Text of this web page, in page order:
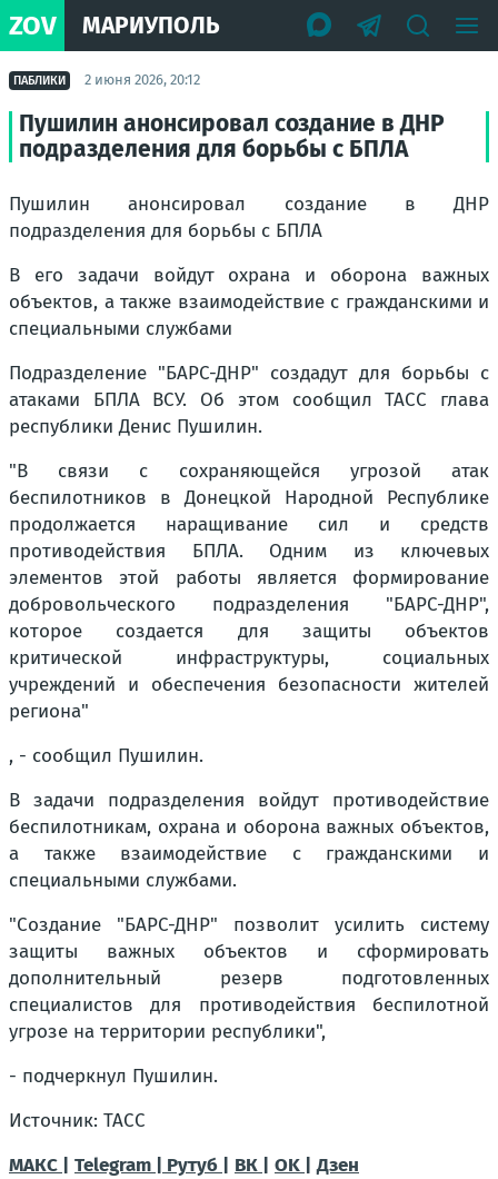
ZOV МАРИУПОЛЬ
ПАБЛИКИ 2 июня 2026, 20:12
Пушилин анонсировал создание в ДНР
подразделения для борьбы с БПЛА
Пушилин анонсировал создание в ДНР
подразделения для борьбы с БПЛА
В его задачи войдут охрана и оборона важных
объектов, а также взаимодействие с гражданскими и
специальными службами
Подразделение "БАРС-ДНР" создадут для борьбы с
атаками БПЛА ВСУ. Об этом сообщил ТАСС глава
республики Денис Пушилин.
"В связи с сохраняющейся угрозой атак
беспилотников в Донецкой Народной Республике
продолжается наращивание сил и средств
противодействия БПЛА. Одним из ключевых
элементов этой работы является формирование
добровольческого подразделения "БАРС-ДНР",
которое создается для защиты объектов
критической инфраструктуры, социальных
учреждений и обеспечения безопасности жителей
региона"
, - сообщил Пушилин.
В задачи подразделения войдут противодействие
беспилотникам, охрана и оборона важных объектов,
а также взаимодействие с гражданскими и
специальными службами.
"Создание "БАРС-ДНР" позволит усилить систему
защиты важных объектов и сформировать
дополнительный резерв подготовленных
специалистов для противодействия беспилотной
угрозе на территории республики",
- подчеркнул Пушилин.
Источник: ТАСС
МАКС |
Telegram | Рутуб | ВК | OK | Дзен